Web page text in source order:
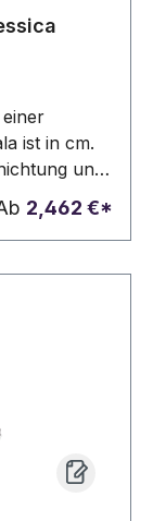
ist in cm.
und
Mit
2,462 €*